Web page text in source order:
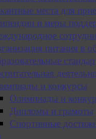
места для
и меры
питания в
и конкурсы
Олимпиады и
Дипломы и грамоты
Спортивные